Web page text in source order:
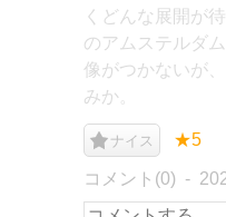
くどんな展開が
のアムステルダ
像がつかないが
みか。
ナイス ★5
コメント(0)